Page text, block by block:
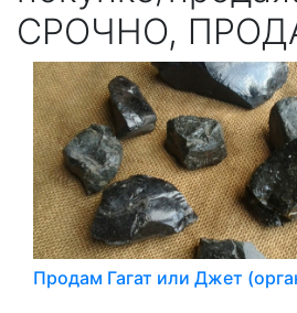
СРОЧНО,
Продам Гагат или Джет